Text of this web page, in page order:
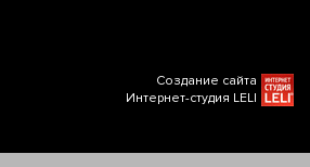
Создание сайта
Интернет-студия LELI